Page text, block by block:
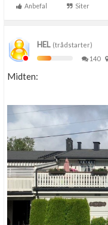
Anbefal Siter
HEL(trådstarter)
140
Midten: